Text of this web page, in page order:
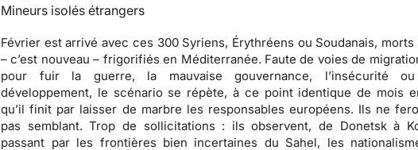
Mineurs isolés étrangers
Février est arrivé avec ces 300 Syriens, Érythréens ou Soudanais, morts
– c’est nouveau – frigorifiés en Méditerranée. Faute de voies de
pour fuir la guerre, la mauvaise gouvernance, l’insécurité
développement, le scénario se répète, à ce point identique de mois
qu’il finit par laisser de marbre les responsables européens. Ils ne
pas semblant. Trop de sollicitations : ils observent, de Donetsk à
passant par les frontières bien incertaines du Sahel, les